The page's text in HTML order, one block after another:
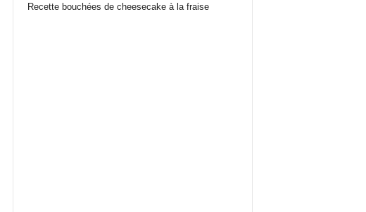
Recette bouchées de cheesecake à la fraise